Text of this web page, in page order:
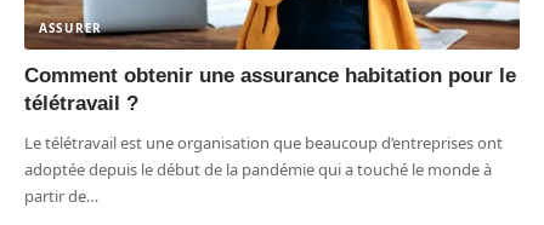
ASSURER
Comment obtenir une assurance habitation pour le
télétravail ?
Le télétravail est une organisation que beaucoup d’entreprises ont
adoptée depuis le début de la pandémie qui a touché le monde à
partir de…